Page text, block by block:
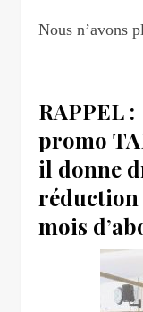
Nous n’avons
RAPPEL
promo
il donne
réduction
mois